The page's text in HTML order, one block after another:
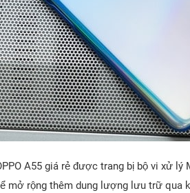
A55 giá rẻ được trang bị bộ vi xử lý
mở rộng thêm dung lượng lưu trữ qua